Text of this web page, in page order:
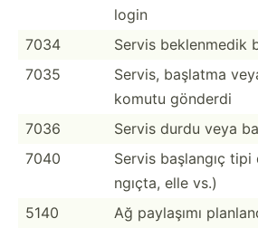
login
7034
Servis beklen­medik
7035
Servis, başlatma
komutu gönderdi
7036
Servis durdu veya
7040
Servis başlangıç
ngıçta, elle vs.)
5140
Ağ paylaşımı